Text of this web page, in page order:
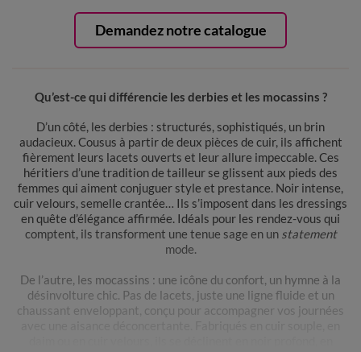
Demandez notre catalogue
Qu’est-ce qui différencie les derbies et les mocassins ?
D’un côté, les derbies : structurés, sophistiqués, un brin
audacieux. Cousus à partir de deux pièces de cuir, ils affichent
fièrement leurs lacets ouverts et leur allure impeccable. Ces
héritiers d’une tradition de tailleur se glissent aux pieds des
femmes qui aiment conjuguer style et prestance. Noir intense,
cuir velours, semelle crantée… Ils s’imposent dans les dressings
en quête d’élégance affirmée. Idéals pour les rendez-vous qui
comptent, ils transforment une tenue sage en un statement
mode.
De l’autre, les mocassins : une icône du confort, un hymne à la
désinvolture chic. Pas de lacets, juste une ligne fluide et un
chaussant enveloppant, conçu pour accompagner vos journées